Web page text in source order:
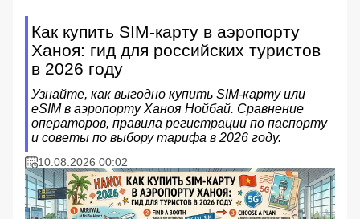
Как купить SIM-карту в аэропорту
Ханоя: гид для российских туристов
в 2026 году
Узнайте, как выгодно купить SIM-карту или
eSIM в аэропорту Ханоя Нойбай. Сравнение
операторов, правила регистрации по паспорту
и советы по выбору тарифа в 2026 году.
10.08.2026 00:02